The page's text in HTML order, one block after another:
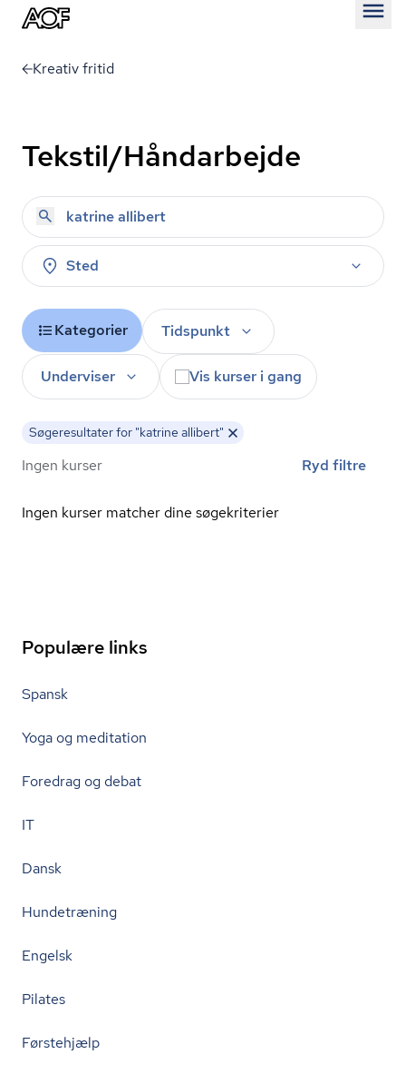
Kreativ fritid
Tekstil/Håndarbejde
Sted
Kategorier Tidspunkt
Underviser Vis kurser i gang
Søgeresultater for "katrine allibert"
Ingen kurser Ryd filtre
Ingen kurser matcher dine søgekriterier
Populære links
Spansk
Yoga og meditation
Foredrag og debat
IT
Dansk
Hundetræning
Engelsk
Pilates
Førstehjælp